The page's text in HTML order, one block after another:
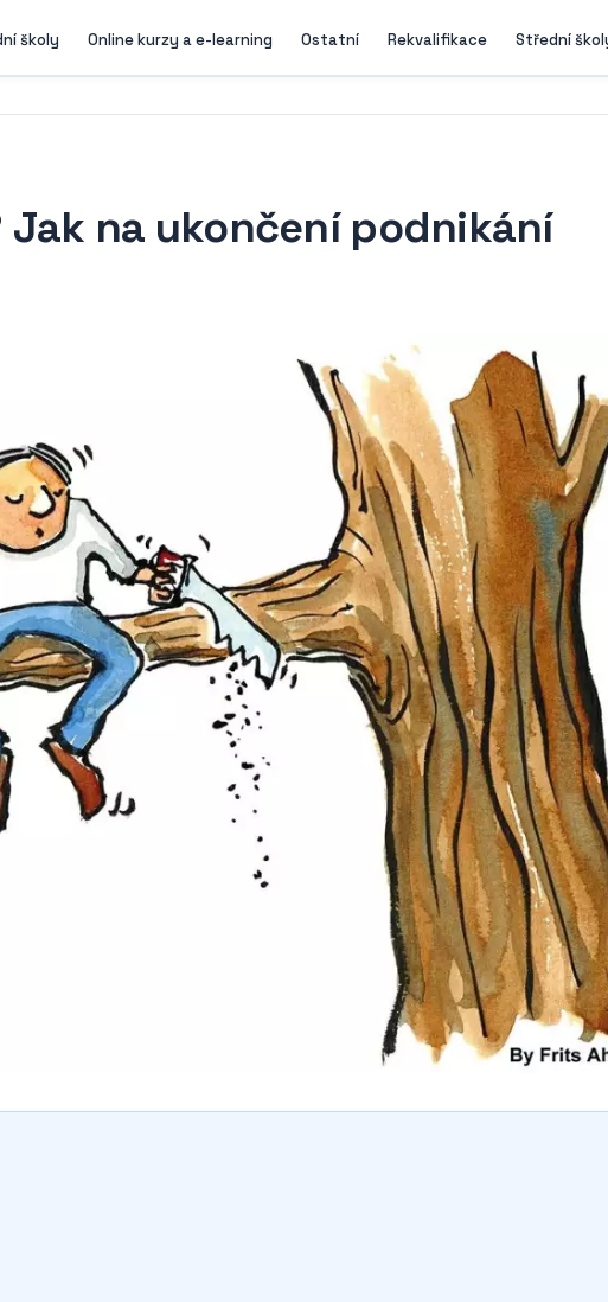
školy Online kurzy a e-learning Ostatní Rekvalifikace Střední
na ukončení podnikání